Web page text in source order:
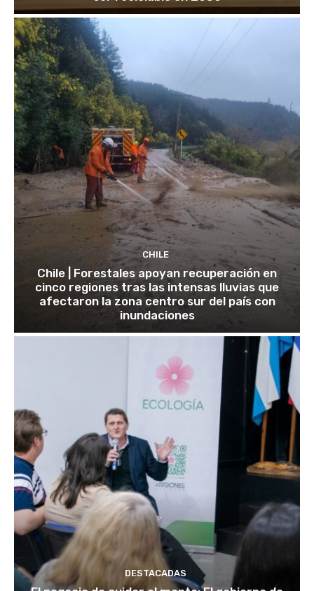
CHILE
Chile | Forestales apoyan recuperación en
cinco regiones tras las intensas lluvias que
afectaron la zona centro sur del país con
inundaciones
DESTACADAS